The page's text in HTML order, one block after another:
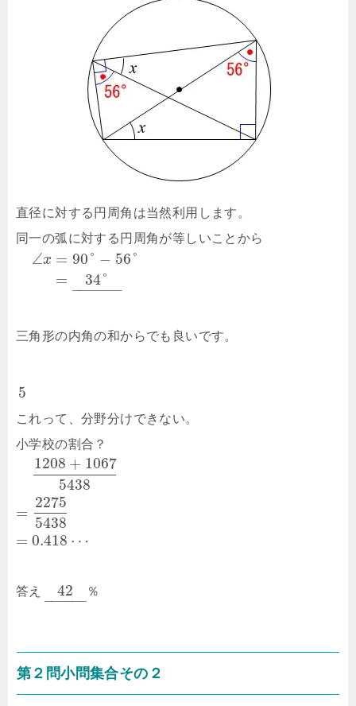
直径に対する円周角は当然利用します。
同一の弧に対する円周角が等しいことから
∠x =
=
90° − 56°
34°
– –
–––––
三角形の内角の和からでも良いです。
5
これって、分野分けできない。
小学校の割合？
1208 + 1067
5438
=
2275
5438
= 0.418 ⋯
答え 42
– –
––––
％
第２問小問集合その２